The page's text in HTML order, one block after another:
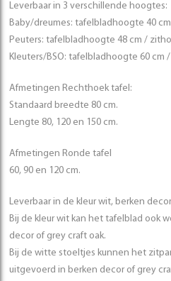
Leverbaar in 3 verschillende hoogtes:
Baby/dreumes: tafelbladhoogte 40
Peuters: tafelbladhoogte 48 cm /
Kleuters/BSO: tafelbladhoogte 60 cm
Afmetingen Rechthoek tafel:
Standaard breedte 80 cm.
Lengte 80, 120 en 150 cm.
Afmetingen Ronde tafel
60, 90 en 120 cm.
Leverbaar in de kleur wit, berken
Bij de kleur wit kan het tafelblad ook
decor of grey craft oak.
Bij de witte stoeltjes kunnen het
uitgevoerd in berken decor of grey